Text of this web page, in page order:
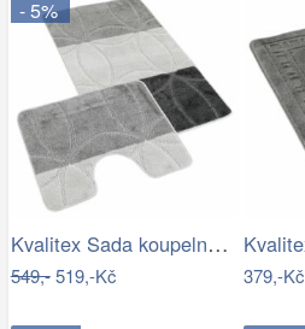
- 5%
Kvalitex Sada koupelnových předložek…
549,-519,-Kč 379,-Kč